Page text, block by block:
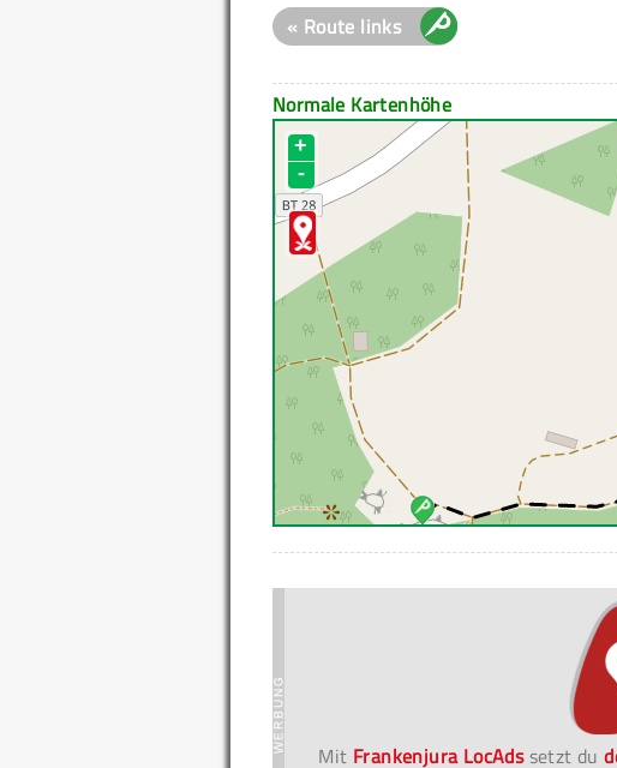
« Route links
Normale Kartenhöhe
+
-
Mit Frankenjura LocAdssetzt du